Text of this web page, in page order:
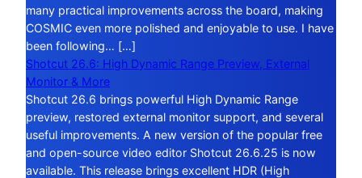
many practical improvements across the board, making
COSMIC even more polished and enjoyable to use. I have
been following… […]
Shotcut 26.6: High Dynamic Range Preview, External
Monitor & More
Shotcut 26.6 brings powerful High Dynamic Range
preview, restored external monitor support, and several
useful improvements. A new version of the popular free
and open-source video editor Shotcut 26.6.25 is now
available. This release brings excellent HDR (High